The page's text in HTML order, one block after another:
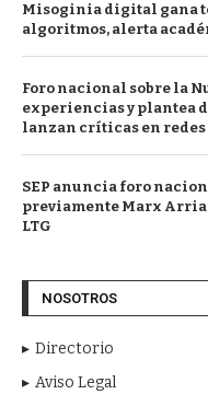
Misoginia digital gana
algoritmos, alerta
Foro nacional sobre la
experiencias y plantea
lanzan críticas en redes
SEP anuncia foro
previamente Marx
LTG
NOSOTROS
Directorio
Aviso Legal